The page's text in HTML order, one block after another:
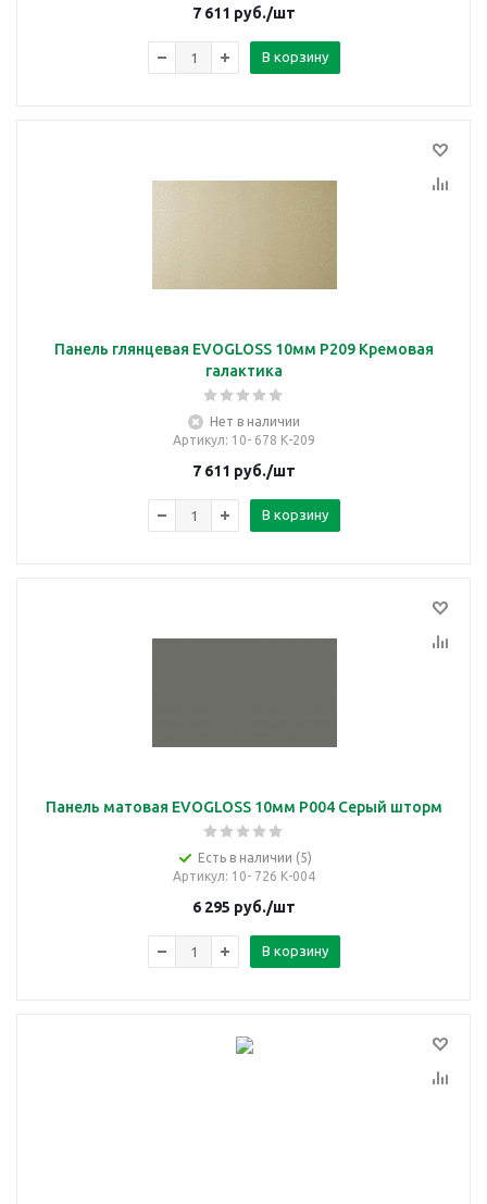
7 611 руб./шт
В корзину
Панель глянцевая EVOGLOSS 10мм P209 Кремовая
галактика
Нет в наличии
Артикул: 10- 678 К-209
7 611 руб./шт
В корзину
Панель матовая EVOGLOSS 10мм P004 Серый шторм
Есть в наличии (5)
Артикул: 10- 726 К-004
6 295 руб./шт
В корзину